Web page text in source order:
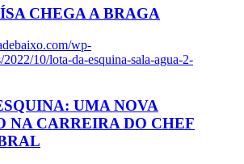
CHEGA A BRAGA
wp-
10/lota-da-esquina-sala-agua-2-
UMA NOVA
NA CARREIRA DO CHEF